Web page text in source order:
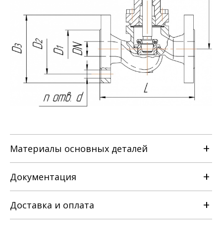
Материалы основных деталей
Наименование детали
Документация
РЭ на клапан регулирующий
Доставка и оплата